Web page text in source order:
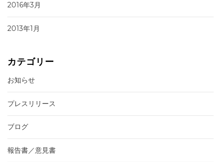
2016年3月
2013年1月
カテゴリー
お知らせ
プレスリリース
ブログ
報告書／意見書